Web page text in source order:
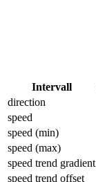
Intervall
direction
speed
speed (min)
speed (max)
speed trend gradient
speed trend offset